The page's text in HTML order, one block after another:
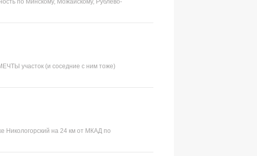
по Минскому, Можайскому, Рублево-
участок (и соседние с ним тоже)
на 24 км от МКАД по